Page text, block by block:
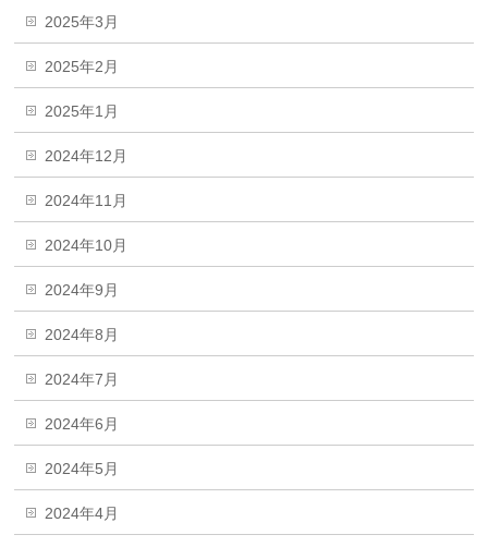
2025年3月
2025年2月
2025年1月
2024年12月
2024年11月
2024年10月
2024年9月
2024年8月
2024年7月
2024年6月
2024年5月
2024年4月